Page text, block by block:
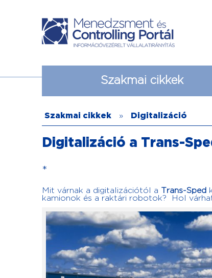
Szakmai cikkek
Szakmai cikkek » Digitalizáció
Digitalizáció a Trans-
*
Mit várnak a digitalizációtól a Trans-Sped
kamionok és a raktári robotok? Hol